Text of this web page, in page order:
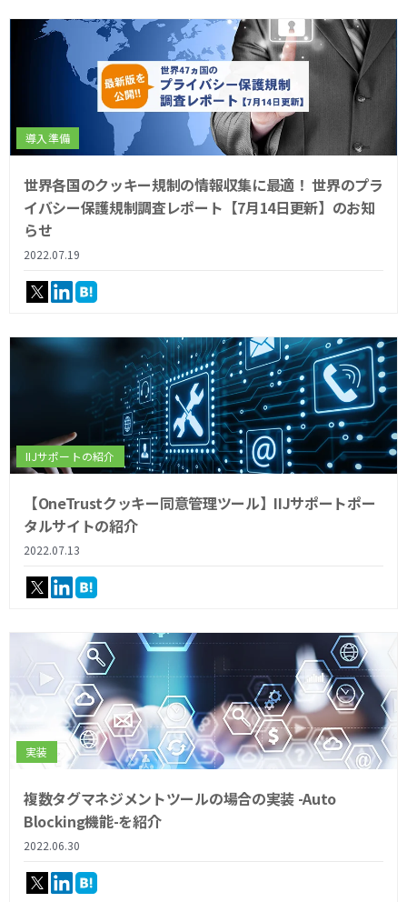
導入準備
世界各国のクッキー規制の情報収集に最適！ 世界のプラ
イバシー保護規制調査レポート【7月14日更新】のお知
らせ
2022.07.19
IIJサポートの紹介
【OneTrustクッキー同意管理ツール】IIJサポートポー
タルサイトの紹介
2022.07.13
実装
複数タグマネジメントツールの場合の実装 -Auto
Blocking機能-を紹介
2022.06.30